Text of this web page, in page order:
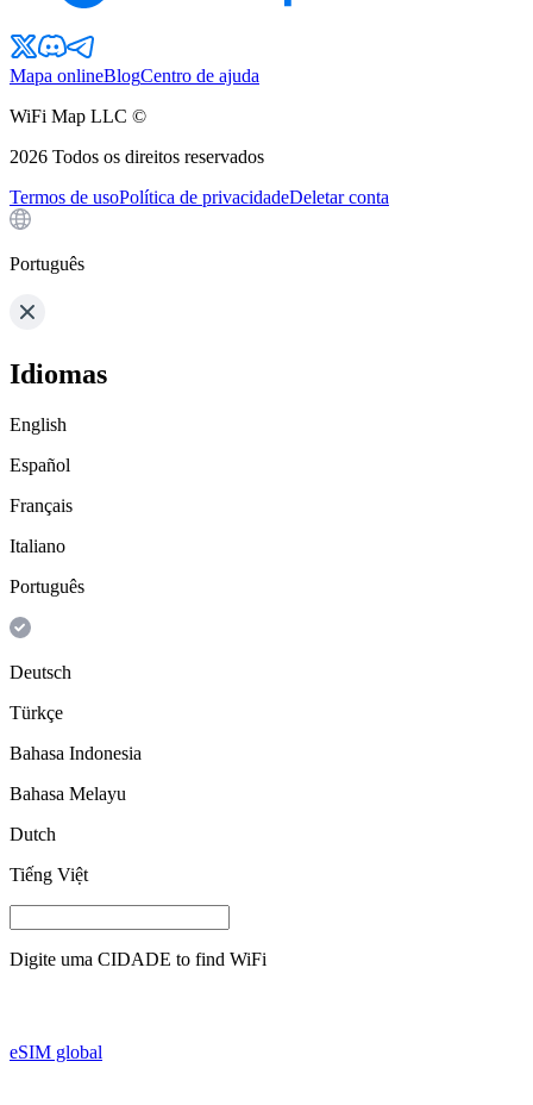
Mapa onlineBlogCentro de ajuda
WiFi Map LLC ©
2026 Todos os direitos reservados
Termos de usoPolítica de privacidadeDeletar conta
Português
Idiomas
English
Español
Français
Italiano
Português
Deutsch
Türkçe
Bahasa Indonesia
Bahasa Melayu
Dutch
Tiếng Việt
Digite uma CIDADE to find WiFi
eSIM global